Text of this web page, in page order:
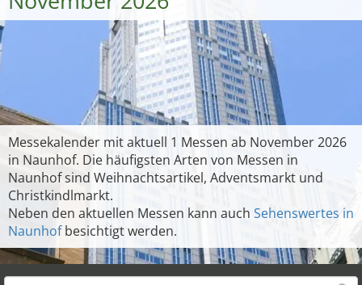
Messekalender mit aktuell 1 Messen ab November 2026
in Naunhof. Die häufigsten Arten von Messen in
Naunhof sind Weihnachtsartikel, Adventsmarkt und
Christkindlmarkt.
Neben den aktuellen Messen kann auch Sehenswertes in
Naunhofbesichtigt werden.